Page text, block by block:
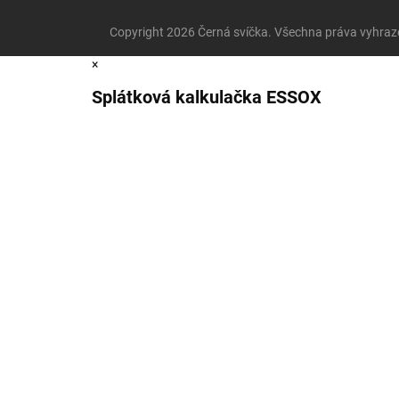
Copyright 2026 Černá svíčka. Všechna práva
×
Splátková kalkulačka ESSOX